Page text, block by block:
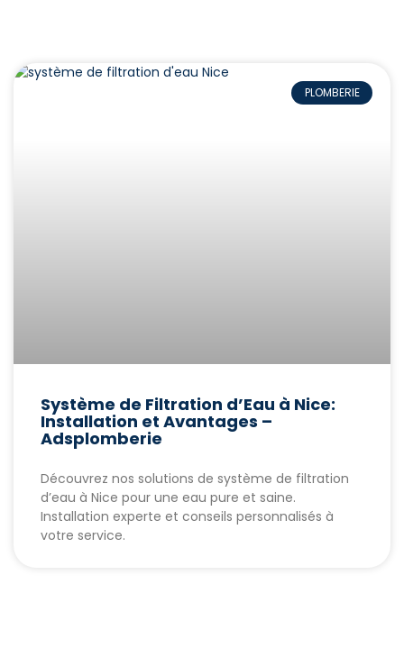
PLOMBERIE
Système de Filtration d’Eau à Nice:
Installation et Avantages –
Adsplomberie
Découvrez nos solutions de système de filtration
d’eau à Nice pour une eau pure et saine.
Installation experte et conseils personnalisés à
votre service.